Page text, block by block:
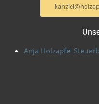
Anja Holzapfel